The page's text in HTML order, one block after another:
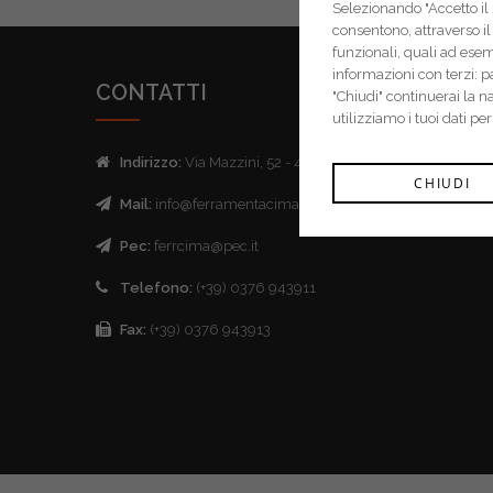
CONTATTI
Indirizzo: Via Mazzini, 52 - 46043 Castiglione delle
Mail: info@ferramentacima.com
Pec: ferrcima@pec.it
Telefono: (+39) 0376 943911
Fax: (+39) 0376 943913
Selezionando "Accetto
consentono, attraverso
funzionali, quali ad
informazioni con terzi:
"Chiudi" continuerai la
utilizziamo i tuoi dati
CHIUDI